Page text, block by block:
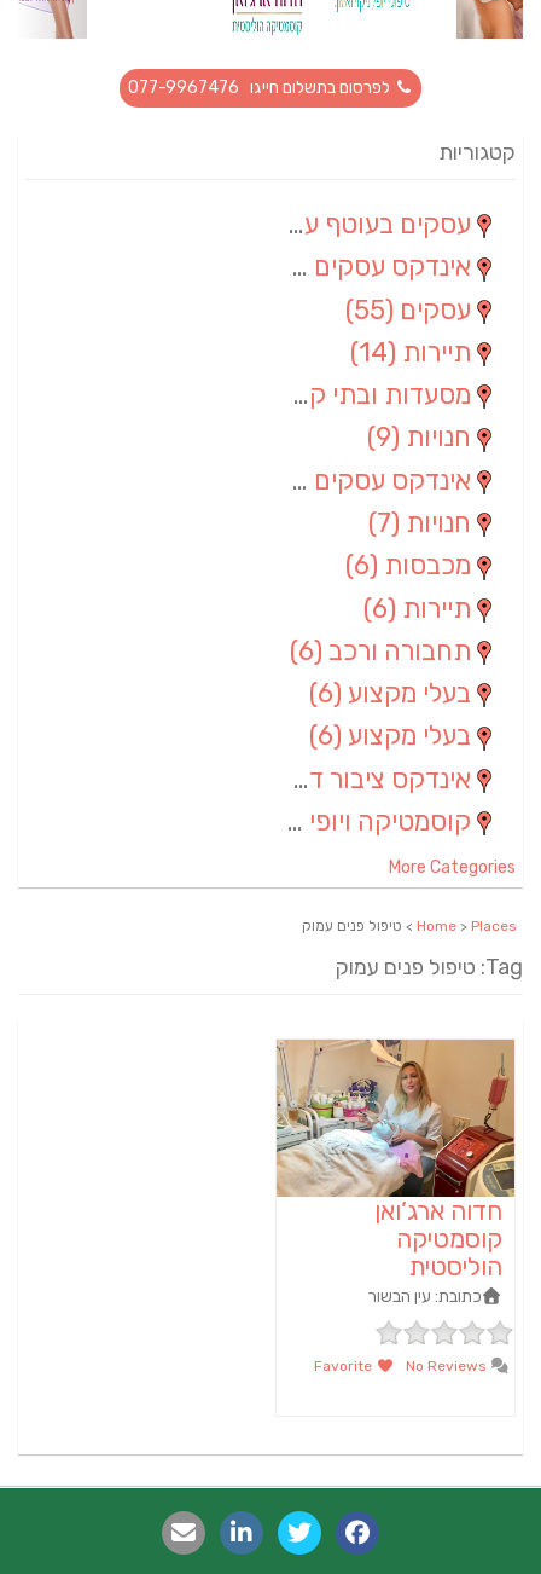
לפרסום בתשלום חייגו 077-9967476
קטגוריות
עסקים בעוטף עזה
אינדקס עסקים מרחבי
עסקים (55)
תיירות (14)
מסעדות ובתי קפה
חנויות (9)
אינדקס עסקים ארצי
חנויות (7)
מכבסות (6)
תיירות (6)
תחבורה ורכב (6)
בעלי מקצוע (6)
בעלי מקצוע (6)
אינדקס ציבור דתי
קוסמטיקה ויופי (4)
More Categories
Home > Places > טיפול פנים עמוק
Tag: טיפול פנים עמוק
חדוה ארג’ואן
קוסמטיקה
הוליסטית
כתובת: עין הבשור